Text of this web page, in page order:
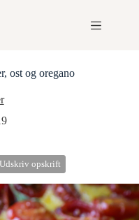
ost og oregano
Udskriv opskrift